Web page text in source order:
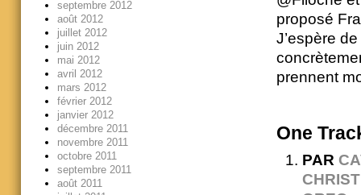
proposé
J’espère
prennent
One
PAR
septembre 2012
août 2012
juillet 2012
juin 2012
mai 2012
avril 2012
mars 2012
février 2012
janvier 2012
décembre 2011
novembre 2011
octobre 2011
septembre 2011
août 2011